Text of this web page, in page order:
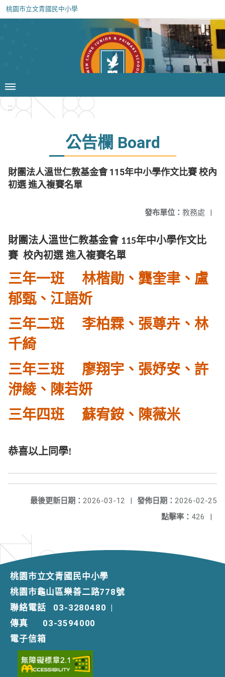
桃園市立文青國民中小學
:::
公告欄 Board
財團法人溫世仁教基金會 115年中小學作文比賽 校內
初選 進入複賽名單
發布單位： 教務處 |
財團法人溫世仁教基金會 115年中小學作文比
賽 校內初選 進入複賽名單
三年一班 林楷勛、龔奎聿、盧
郁甄、江語妡
三年二班 李柏霖、張尊卉、林
千綺
三年三班 廖翔宇、張妤安、許
洢綾、陳若妍
三年四班 蘇宥銨、陳薇米
恭喜以上同學!
發佈日期： 2026-02-25
最後更新日期： 2026-03-12
|
點擊率： 426 |
桃園市立文青國民中小學
桃園市龜山區樂善二路778號
聯絡電話
03-3280480 |
傳真
03-3594000
電子信箱